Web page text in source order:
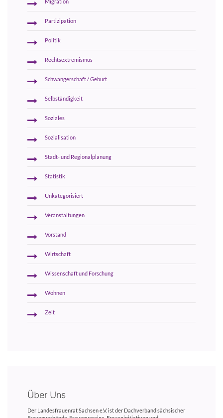
Migration
Partizipation
Politik
Rechtsextremismus
Schwangerschaft / Geburt
Selbständigkeit
Soziales
Sozialisation
Stadt- und Regionalplanung
Statistik
Unkategorisiert
Veranstaltungen
Vorstand
Wirtschaft
Wissenschaft und Forschung
Wohnen
Zeit
Über Uns
Der Landesfrauenrat Sachsen e.V. ist der Dachverband sächsischer